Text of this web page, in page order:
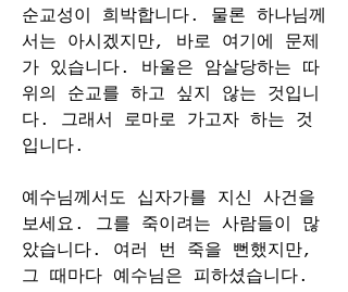
순교성이 희박합니다. 물론 하나님께
서는 아시겠지만, 바로 여기에 문제
가 있습니다. 바울은 암살당하는 따
위의 순교를 하고 싶지 않는 것입니
다. 그래서 로마로 가고자 하는 것
입니다.
예수님께서도 십자가를 지신 사건을
보세요. 그를 죽이려는 사람들이 많
았습니다. 여러 번 죽을 뻔했지만,
그 때마다 예수님은 피하셨습니다.